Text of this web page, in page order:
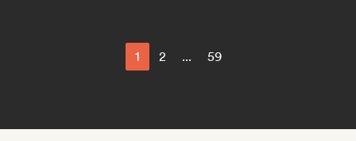
1 2 ... 59